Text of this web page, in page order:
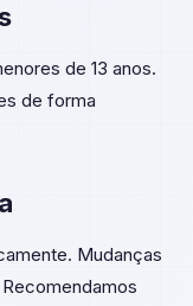
de 13 anos.
de forma
Mudanças